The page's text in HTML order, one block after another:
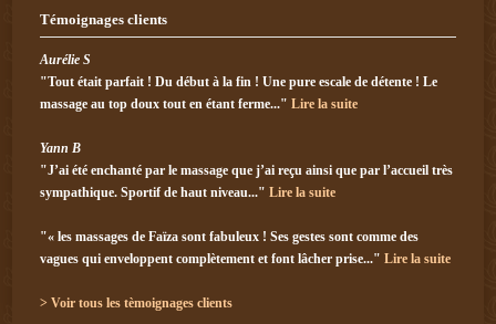
Témoignages clients
Aurélie S
"Tout était parfait ! Du début à la fin ! Une pure escale de détente ! Le
massage au top doux tout en étant ferme..."Lire la suite
Yann B
"J’ai été enchanté par le massage que j’ai reçu ainsi que par l’accueil très
sympathique. Sportif de haut niveau..."Lire la suite
"« les massages de Faïza sont fabuleux ! Ses gestes sont comme des
vagues qui enveloppent complètement et font lâcher prise..."Lire la suite
> Voir tous les tèmoignages clients